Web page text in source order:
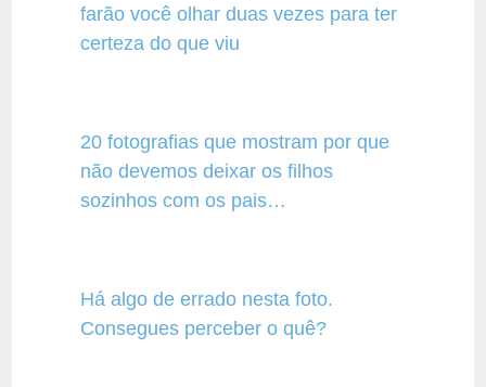
farão você olhar duas vezes para ter
certeza do que viu
20 fotografias que mostram por que
não devemos deixar os filhos
sozinhos com os pais…
Há algo de errado nesta foto.
Consegues perceber o quê?